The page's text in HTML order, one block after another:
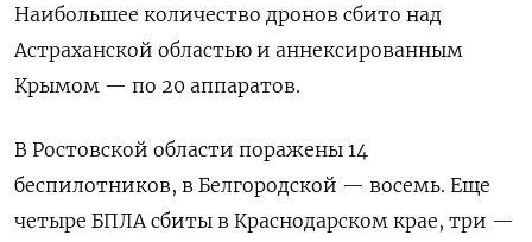
Наибольшее количество дронов сбито над
Астраханской областью и аннексированным
Крымом — по 20 аппаратов.
В Ростовской области поражены 14
беспилотников, в Белгородской — восемь. Еще
четыре БПЛА сбиты в Краснодарском крае, три —